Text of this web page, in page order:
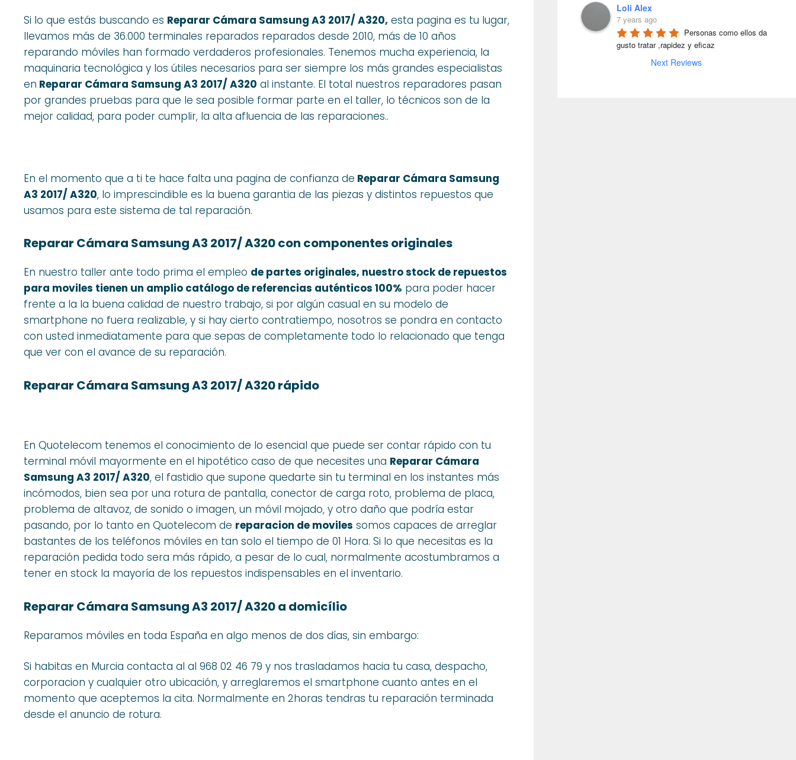
Si lo que estás buscando es Reparar Cámara Samsung A3 2017/ A320, esta pagina es tu lugar,
llevamos más de 36.000 terminales reparados reparados desde 2010, más de 10 años
reparando móviles han formado verdaderos profesionales. Tenemos mucha experiencia, la
maquinaria tecnológica y los útiles necesarios para ser siempre los más grandes especialistas
en Reparar Cámara Samsung A3 2017/ A320 al instante. El total nuestros reparadores pasan
por grandes pruebas para que le sea posible formar parte en el taller, lo técnicos son de la
mejor calidad, para poder cumplir, la alta afluencia de las reparaciones..
En el momento que a ti te hace falta una pagina de confianza de Reparar Cámara Samsung
A3 2017/ A320, lo imprescindible es la buena garantia de las piezas y distintos repuestos que
usamos para este sistema de tal reparación.
Reparar Cámara Samsung A3 2017/ A320 con componentes originales
En nuestro taller ante todo prima el empleo de partes originales, nuestro stock de repuestos
para moviles tienen un amplio catálogo de referencias auténticos 100% para poder hacer
frente a la la buena calidad de nuestro trabajo, si por algún casual en su modelo de
smartphone no fuera realizable, y si hay cierto contratiempo, nosotros se pondra en contacto
con usted inmediatamente para que sepas de completamente todo lo relacionado que tenga
que ver con el avance de su reparación.
Reparar Cámara Samsung A3 2017/ A320 rápido
En Quotelecom tenemos el conocimiento de lo esencial que puede ser contar rápido con tu
terminal móvil mayormente en el hipotético caso de que necesites una Reparar Cámara
Samsung A3 2017/ A320, el fastidio que supone quedarte sin tu terminal en los instantes más
incómodos, bien sea por una rotura de pantalla, conector de carga roto, problema de placa,
problema de altavoz, de sonido o imagen, un móvil mojado, y otro daño que podría estar
pasando, por lo tanto en Quotelecom de reparacion de moviles somos capaces de arreglar
bastantes de los teléfonos móviles en tan solo el tiempo de 01 Hora. Si lo que necesitas es la
reparación pedida todo sera más rápido, a pesar de lo cual, normalmente acostumbramos a
tener en stock la mayoría de los repuestos indispensables en el inventario.
Reparar Cámara Samsung A3 2017/ A320 a domicílio
Reparamos móviles en toda España en algo menos de dos días, sin embargo:
Si habitas en Murcia contacta al al 968 02 46 79 y nos trasladamos hacia tu casa, despacho,
corporacion y cualquier otro ubicación, y arreglaremos el smartphone cuanto antes en el
momento que aceptemos la cita. Normalmente en 2horas tendras tu reparación terminada
desde el anuncio de rotura.
Loli Alex
7 years ago
Personas como ellos da
gusto tratar ,rapidez y eficaz
Next Reviews